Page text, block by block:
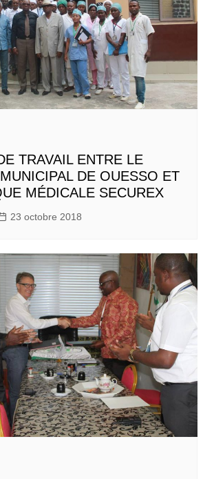
TRAVAIL ENTRE LE
DE OUESSO ET
MÉDICALE SECUREX
23 octobre 2018